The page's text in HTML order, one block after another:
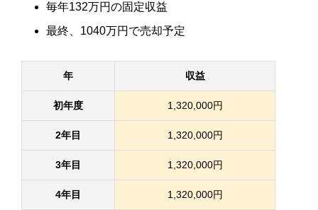
毎年132万円の固定収益
最終、1040万円で売却予定
年 収益
初年度 1,320,000円
2年目 1,320,000円
3年目 1,320,000円
4年目 1,320,000円